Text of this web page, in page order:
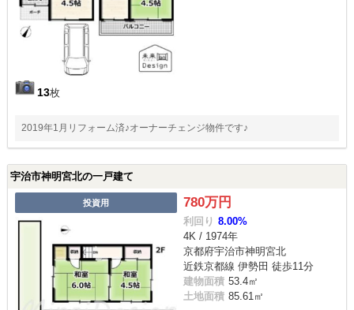
13枚
2019年1月リフォーム済♪オーナーチェンジ物件です♪
宇治市神明宮北の一戸建て
投資用 780万円
利回り 8.00%
4K / 1974年
京都府宇治市神明宮北
近鉄京都線 伊勢田 徒歩11分
建物面積 53.4㎡
土地面積 85.61㎡